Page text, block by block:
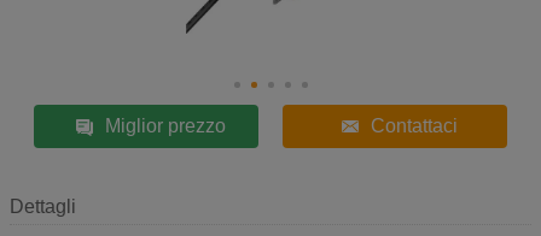
Miglior prezzo Contattaci
Dettagli